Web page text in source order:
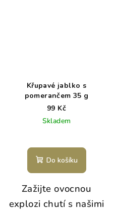
Křupavé jablko s
pomerančem 35 g
99 Kč
Skladem
Do košíku
Zažijte ovocnou
explozi chutí s našimi